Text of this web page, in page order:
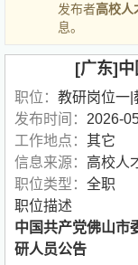
发布者高校人
息。
[广东]
职位： 教研岗位一|
发布时间： 2026-
工作地点： 其它
信息来源： 高校人
职位类型： 全职
职位描述
中国共产党佛山市
研人员公告